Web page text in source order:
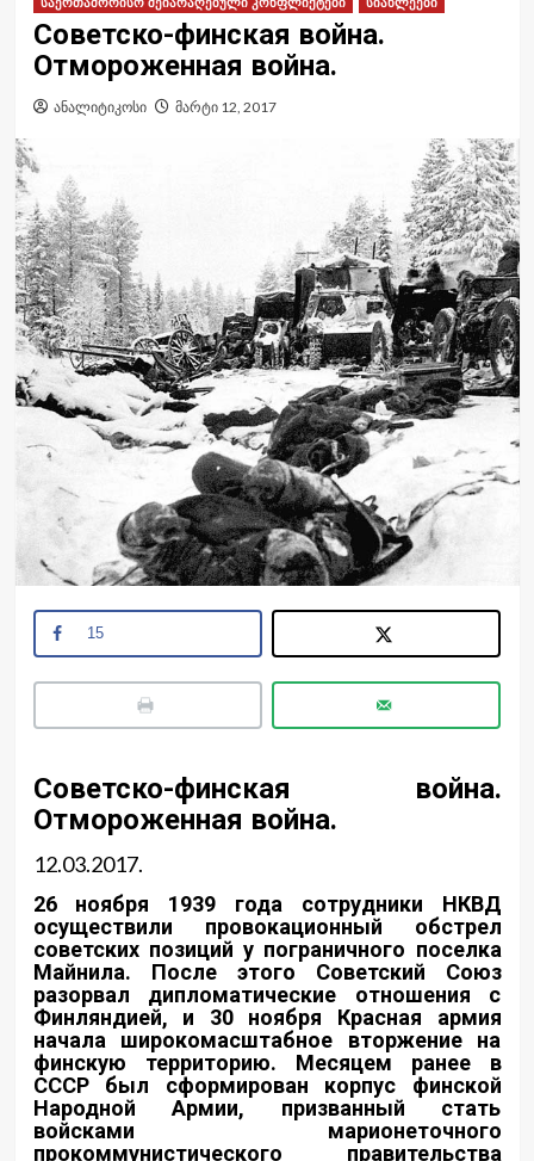
Советско-финская война.
Отмороженная война.
ანალიტიკოსი მარტი 12, 2017
15
Советско-финская война.
Отмороженная война.
12.03.2017.
26 ноября 1939 года сотрудники НКВД
осуществили провокационный обстрел
советских позиций у пограничного поселка
Майнила. После этого Советский Союз
разорвал дипломатические отношения с
Финляндией, и 30 ноября Красная армия
начала широкомасштабное вторжение на
финскую территорию. Месяцем ранее в
СССР был сформирован корпус финской
Народной Армии, призванный стать
войсками марионеточного
прокоммунистического правительства